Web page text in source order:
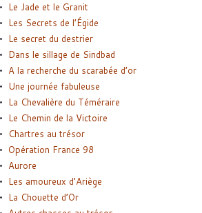
Le Jade et le Granit
Les Secrets de l’Égide
Le secret du destrier
Dans le sillage de Sindbad
A la recherche du scarabée d’or
Une journée fabuleuse
La Chevalière du Téméraire
Le Chemin de la Victoire
Chartres au trésor
Opération France 98
Aurore
Les amoureux d’Ariège
La Chouette d’Or